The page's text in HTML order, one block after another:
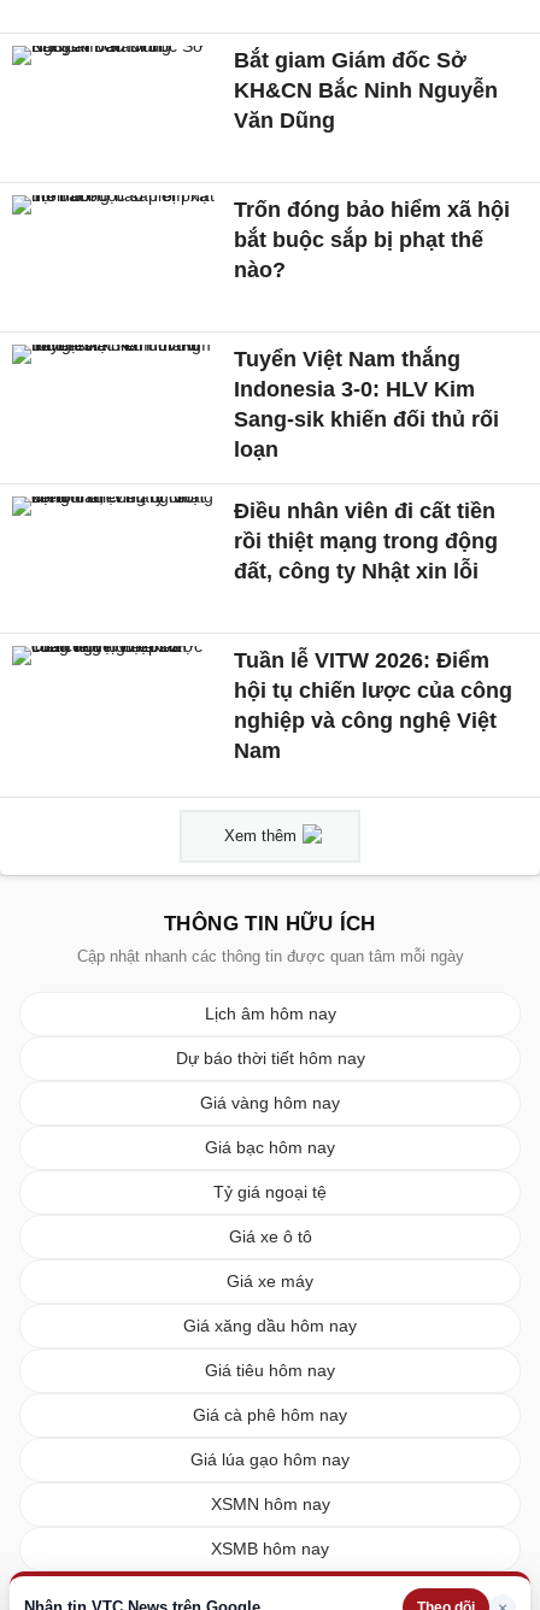
Bắt giam Giám đốc Sở
KH&CN Bắc Ninh Nguyễn
Văn Dũng
Trốn đóng bảo hiểm xã hội
bắt buộc sắp bị phạt thế
nào?
Tuyển Việt Nam thắng
Indonesia 3-0: HLV Kim
Sang-sik khiến đối thủ rối
loạn
Điều nhân viên đi cất tiền
rồi thiệt mạng trong động
đất, công ty Nhật xin lỗi
Tuần lễ VITW 2026: Điểm
hội tụ chiến lược của công
nghiệp và công nghệ Việt
Nam
Xem thêm
THÔNG TIN HỮU ÍCH
Cập nhật nhanh các thông tin được quan tâm mỗi ngày
Lịch âm hôm nay
Dự báo thời tiết hôm nay
Giá vàng hôm nay
Giá bạc hôm nay
Tỷ giá ngoại tệ
Giá xe ô tô
Giá xe máy
Giá xăng dầu hôm nay
Giá tiêu hôm nay
Giá cà phê hôm nay
Giá lúa gạo hôm nay
XSMN hôm nay
XSMB hôm nay